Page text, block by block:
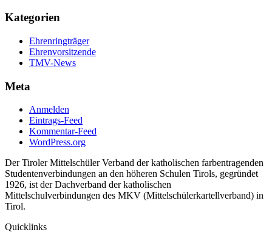
Kategorien
Ehrenringträger
Ehrenvorsitzende
TMV-News
Meta
Anmelden
Eintrags-Feed
Kommentar-Feed
WordPress.org
Der Tiroler Mittelschüler Verband der katholischen farbentragenden
Studentenverbindungen an den höheren Schulen Tirols, gegründet
1926, ist der Dachverband der katholischen
Mittelschulverbindungen des MKV (Mittelschülerkartellverband) in
Tirol.
Quicklinks